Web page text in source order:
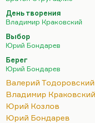
роман, который не
формальную
советской прессе.
Перестройка.
День творения
Владимир Краковский
Выбор
Юрий Бондарев
Берег
Юрий Бондарев
Валерий Тодоровский
Владимир Краковский
Юрий Козлов
Юрий Бондарев